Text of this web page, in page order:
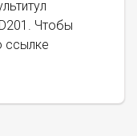
Чтобы
ссылке